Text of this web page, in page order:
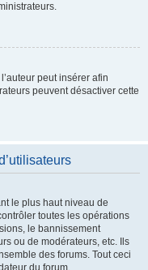
peut insérer afin
peuvent désactiver cette
le plus haut niveau de
toutes les opérations
le bannissement
ou de modérateurs, etc. Ils
des forums. Tout ceci
du forum.